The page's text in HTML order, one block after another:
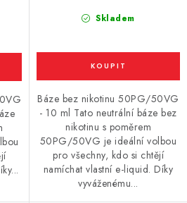
Skladem
Báze bez nikotinu 50PG/50VG
- 10 ml Tato neutrální báze bez
nikotinu s poměrem
50PG/50VG je ideální volbou
pro všechny, kdo si chtějí
namíchat vlastní e-liquid. Díky
vyváženému...